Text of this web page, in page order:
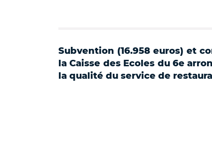
Subvention (16.958 euros) et
la Caisse des Ecoles du 6e
la qualité du service de